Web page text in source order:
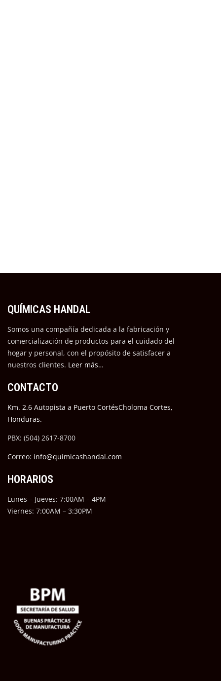
QUÍMICAS HANDAL
Somos una compañía dedicada a la fabricación y
comercialización de productos para el cuidado del
hogar y personal, con el propósito de satisfacer a
nuestros clientes. Leer más…
CONTACTO
Km. 2.6 Autopista a Puerto CortésCholoma Cortes,
Honduras.
PBX: (504) 2617-8700
Correo: info@quimicashandal.com
HORARIOS
Lunes – Jueves: 7:00AM – 4PM
Viernes: 7:00AM – 3:30PM